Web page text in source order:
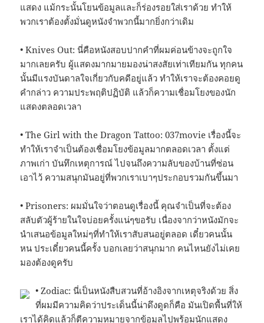
แสดง แม้กระนั้นโยนข้อมูลและก็ร่องรอยใส่เราด้วย ทำให้
พวกเราต้องตั้งมั่นดูหนังจำพวกนี้มากยิ่งกว่าเดิม
• Knives Out: นี่คือหนังสอบปากคำที่ผมค่อนข้างจะถูกใจ
มากเลยครับ ผู้แสดงมากมายมองน่าสงสัยเท่าเทียมกัน ทุกคน
นั้นมีแรงบันดาลใจเกี่ยวกับคดีอยู่แล้ว ทำให้เราจะต้องคอยดู
คำกล่าว ความประพฤติปฏิบัติ แล้วก็ความเชื่อมโยงของนัก
แสดงตลอดเวลา
• The Girl with the Dragon Tattoo: 037movie เรื่องนี้จะ
ทำให้เราจำเป็นต้องเชื่อมโยงข้อมูลมากตลอดเวลา ตั้งแต่
ภาพเก่า บันทึกเหตุการณ์ ไปจนถึงความลับของบ้านที่ซ่อน
เอาไว้ ความสนุกมันอยู่ที่พวกเราเบาๆประกอบรวมกันขึ้นมา
• Prisoners: ผมมั่นใจว่าตอนดูเรื่องนี้ คุณจำเป็นที่จะต้อง
สลับตัวผู้ร้ายในใจบ่อยครั้งแน่ๆขอรับ เนื่องจากว่าหนังมักจะ
นำเสนอข้อมูลใหม่ๆที่ทำให้เราสับสนอยู่ตลอด เดี๋ยวคนนั้น
หน ประเดี๋ยวคนนี้ครั้ง บอกเลยว่าสนุกมาก คนไหนยังไม่เคย
มองต้องดูครับ
• Zodiac: นี่เป็นหนังสืบสวนที่อ้างอิงจากเหตุจริงด้วย สิ่ง
ที่ผมมีความคิดว่าประเด็นนี้น่าดึงดูดก็คือ มันเปิดพื้นที่ให้
เราได้คิดแล้วก็ตีความหมายจากข้อมูลไปพร้อมนักแสดง